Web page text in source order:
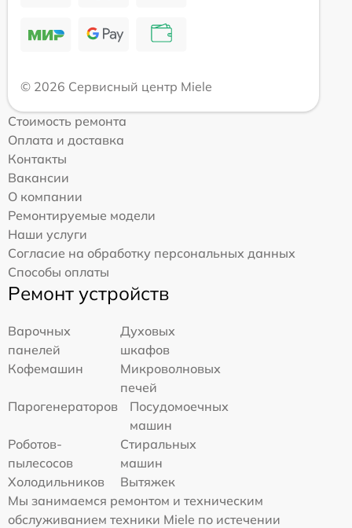
© 2026 Сервисный центр Miele
Стоимость ремонта
Оплата и доставка
Контакты
Вакансии
О компании
Ремонтируемые модели
Наши услуги
Согласие на обработку персональных данных
Способы оплаты
Ремонт устройств
Варочных
панелей
Духовых
шкафов
Кофемашин
Микроволновых
печей
Парогенераторов
Посудомоечных
машин
Роботов-
пылесосов
Стиральных
машин
Холодильников
Вытяжек
Мы занимаемся ремонтом и техническим
обслуживанием техники Miele по истечении